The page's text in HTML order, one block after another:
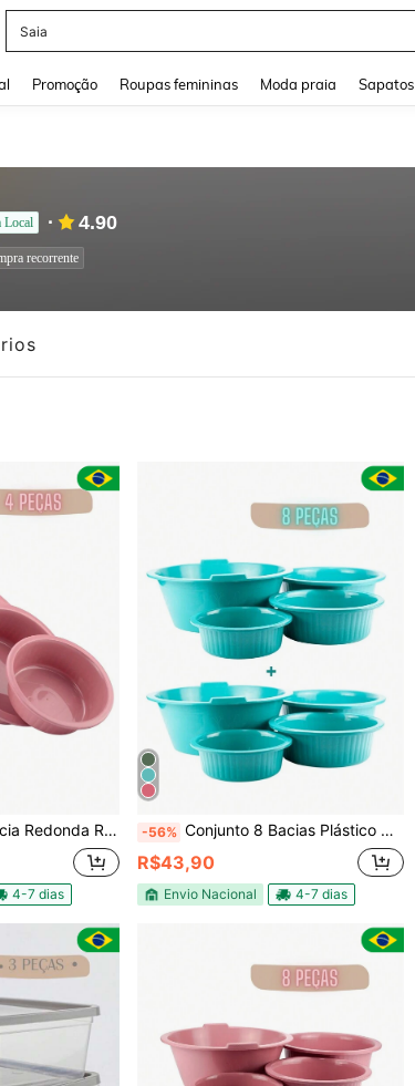
Calça Jeans Feminina
Promoção Roupas femininas Moda praia Sapatos
Local 4.90
recorrente
Coloridas Para Cozinha Lavanderia Jardim
4-7 dias
-56% Conjunto 8 Bacias Plástico Redonda Colorida Canelada P M G GG Cozinha Lavanderia Jardinagem
R$43,90
Envio Nacional 4-7 dias